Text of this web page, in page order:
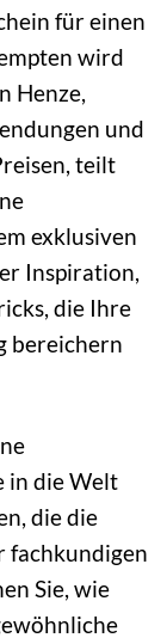
für einen
wird
Henze,
und
teilt
exklusiven
Inspiration,
die Ihre
bereichern
in die Welt
die die
fachkundigen
Sie, wie